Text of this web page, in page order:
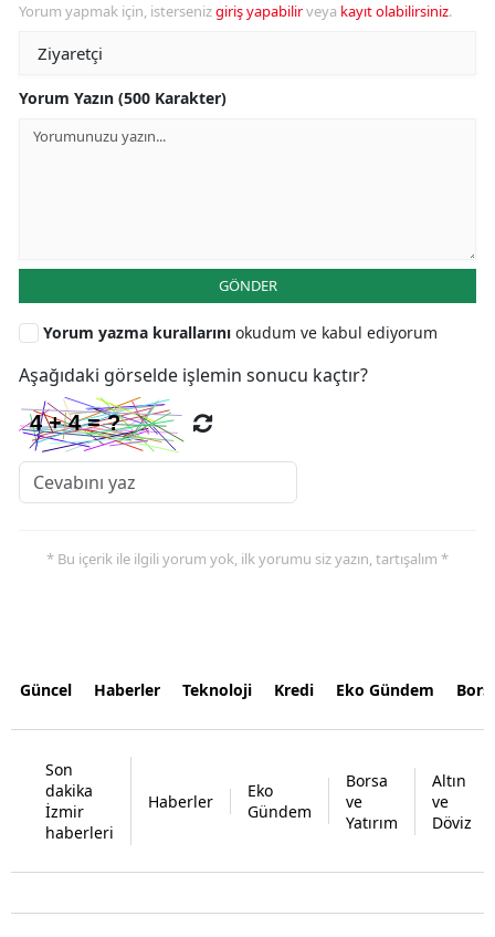
Yorum yapmak için, istersenizgiriş yapabilirveya kayıt olabilirsiniz.
Yorum Yazın (500 Karakter)
GÖNDER
Yorum yazma kurallarını okudum ve kabul ediyorum
Aşağıdaki görselde işlemin sonucu kaçtır?
* Bu içerik ile ilgili yorum yok, ilk yorumu siz yazın, tartışalım *
Güncel Haberler Teknoloji Kredi Eko Gündem
Son
dakika
İzmir
haberleri
Haberler
Eko
Gündem
Borsa
ve
Yatırım
Altın
ve
Döviz